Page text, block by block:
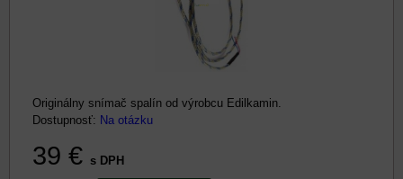
Originálny snímač spalín od výrobcu Edilkamin.
Dostupnosť: Na otázku
39 € s DPH